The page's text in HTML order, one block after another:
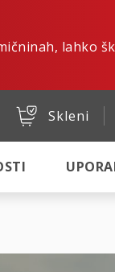
lahko
Skleni